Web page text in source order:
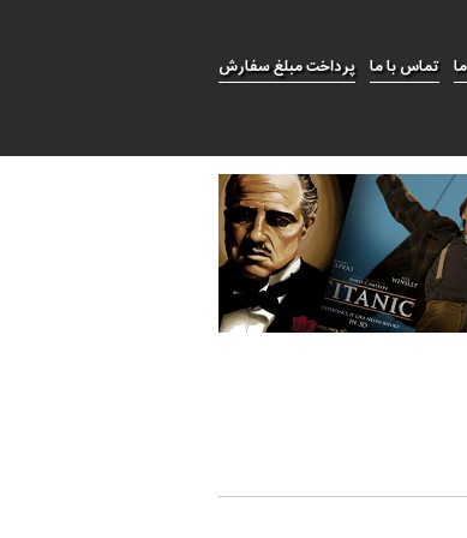
پرداخت مبلغ سفارش تماس با ما